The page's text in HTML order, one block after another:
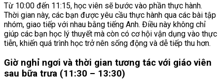
Từ 10:00 đến 11:15, học viên sẽ bước vào phần thực hành.
Thời gian này, các bạn được yêu cầu thực hành qua các bài tập
nhóm, giao tiếp với nhau bằng tiếng Anh. Điều này không chỉ
giúp các bạn học lý thuyết mà còn có cơ hội vận dụng vào thực
tiễn, khiến quá trình học trở nên sống động và dễ tiếp thu hơn.
Giờ nghỉ ngơi và thời gian tương tác với giáo viên
sau bữa trưa (11:30 – 13:30)